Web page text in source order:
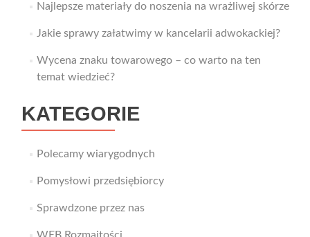
Najlepsze materiały do noszenia na wrażliwej skórze
Jakie sprawy załatwimy w kancelarii adwokackiej?
Wycena znaku towarowego – co warto na ten
temat wiedzieć?
KATEGORIE
Polecamy wiarygodnych
Pomysłowi przedsiębiorcy
Sprawdzone przez nas